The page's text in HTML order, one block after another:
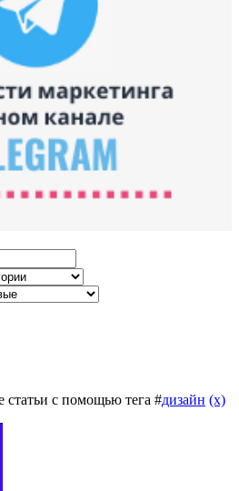
статьи с помощью тега #дизайн (x)